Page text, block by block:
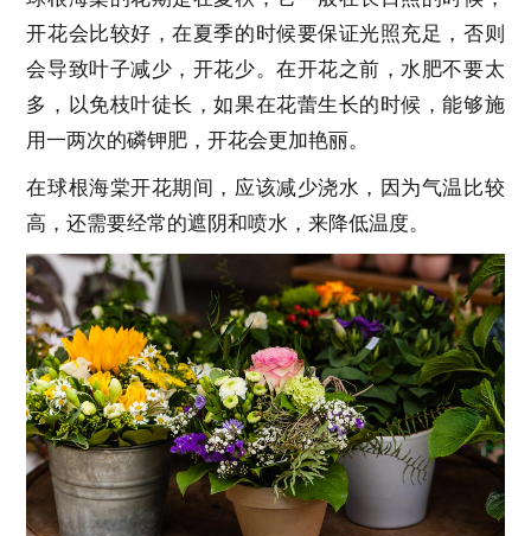
开花会比较好，在夏季的时候要保证光照充足，否则
会导致叶子减少，开花少。在开花之前，水肥不要太
多，以免枝叶徒长，如果在花蕾生长的时候，能够施
用一两次的磷钾肥，开花会更加艳丽。
在球根海棠开花期间，应该减少浇水，因为气温比较
高，还需要经常的遮阴和喷水，来降低温度。